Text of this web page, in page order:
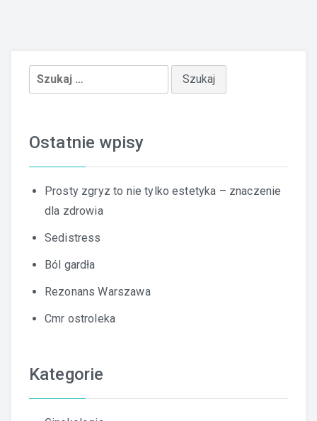
Szukaj:
Ostatnie wpisy
Prosty zgryz to nie tylko estetyka – znaczenie
dla zdrowia
Sedistress
Ból gardła
Rezonans Warszawa
Cmr ostroleka
Kategorie